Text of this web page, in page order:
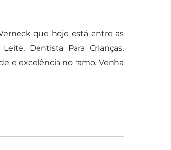
que hoje está entre as
Dentista Para Crianças,
e excelência no ramo. Venha